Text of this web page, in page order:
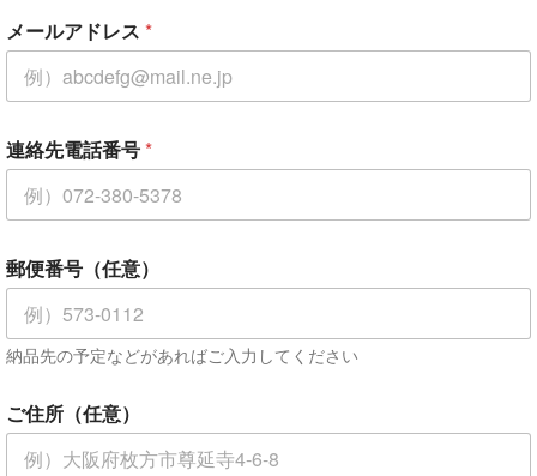
メールアドレス *
連絡先電話番号*
ー
ア
ド
*
郵便番号（任意）
納品先の予定などがあればご入力してください
ご住所（任意）